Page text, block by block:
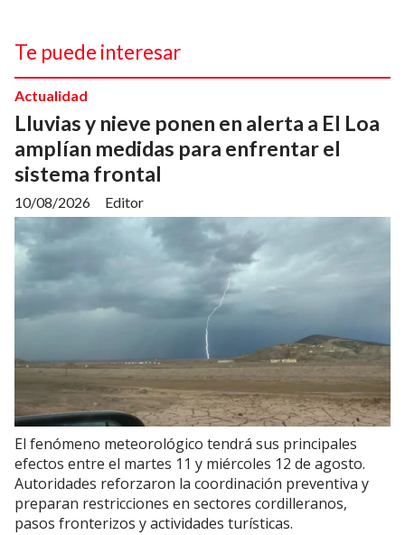
Te puede interesar
Lluvias y nieve ponen en alerta a El Loa
amplían medidas para enfrentar el
sistema frontal
Editor
Actualidad
10/08/2026
El fenómeno meteorológico tendrá sus principales
efectos entre el martes 11 y miércoles 12 de agosto.
Autoridades reforzaron la coordinación preventiva y
preparan restricciones en sectores cordilleranos,
pasos fronterizos y actividades turísticas.